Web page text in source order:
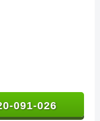
091-026